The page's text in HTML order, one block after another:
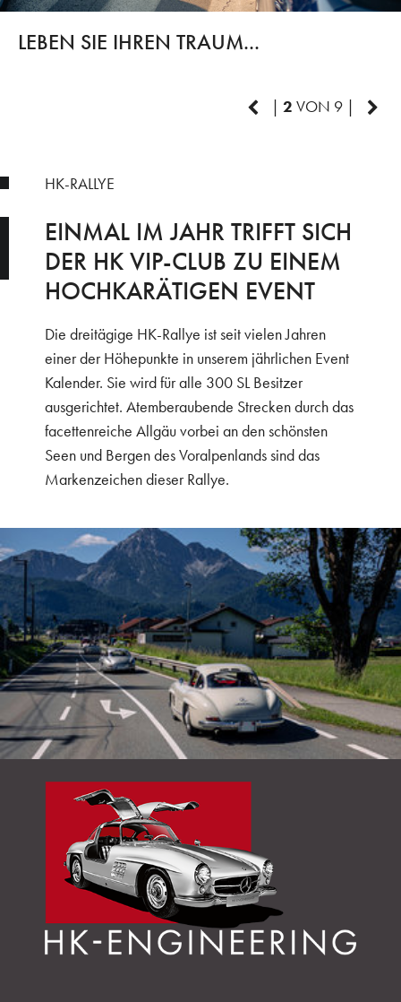
LEBEN SIE IHREN TRAUM...
| 2 VON 9 |
HK-RALLYE
EINMAL IM JAHR TRIFFT SICH
DER HK VIP-CLUB ZU EINEM
HOCHKARÄTIGEN EVENT
Die dreitägige HK-Rallye ist seit vielen Jahren
einer der Höhepunkte in unserem jährlichen Event
Kalender. Sie wird für alle 300 SL Besitzer
ausgerichtet. Atemberaubende Strecken durch das
facettenreiche Allgäu vorbei an den schönsten
Seen und Bergen des Voralpenlands sind das
Markenzeichen dieser Rallye.